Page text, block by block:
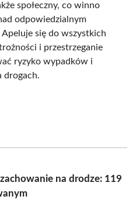
społeczny, co winno
odpowiedzialnym
się do wszystkich
i przestrzeganie
ryzyko wypadków i
drogach.
na drodze: 119